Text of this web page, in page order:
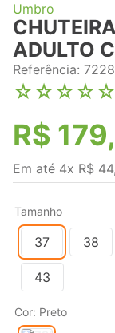
Umbro
ADULTO
Referência:
☆☆☆☆☆
R$ 179,
Em até 4x R$ 44,
Tamanho
37 38
43
Cor: Preto